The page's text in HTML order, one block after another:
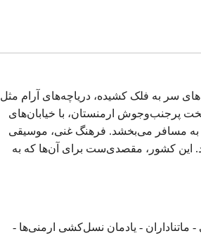
سر به فلک کشیده، دریاچه‌های آرام مثل
پرجنب‌وجوش ارمنستان، با خیابان‌های
به مسافر می‌بخشد. فرهنگ غنی، موسیقی
این کشور، مقصدی‌ست برای آن‌ها که به
- یادمان نسل‌کشی ارمنی‌ها -